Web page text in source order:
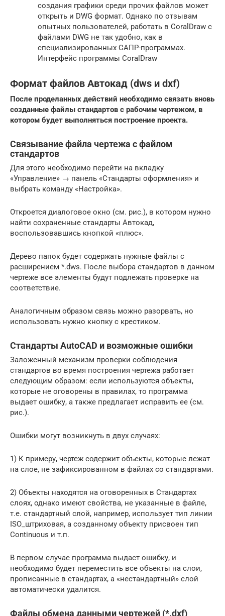
создания графики среди прочих файлов может
открыть и DWG формат. Однако по отзывам
опытных пользователей, работать в CoralDraw с
файлами DWG не так удобно, как в
специализированных САПР-программах.
Интерфейс программы CoralDraw
Формат файлов Автокад (dws и dxf)
После проделанных действий необходимо связать вновь
созданные файлы стандартов с рабочим чертежом, в
котором будет выполняться построение проекта.
Связывание файла чертежа с файлом
стандартов
Для этого необходимо перейти на вкладку
«Управление» → панель «Стандарты оформления» и
выбрать команду «Настройка».
Откроется диалоговое окно (см. рис.), в котором нужно
найти сохраненные стандарты Автокад,
воспользовавшись кнопкой «плюс».
Дерево папок будет содержать нужные файлы с
расширением *.dws. После выбора стандартов в данном
чертеже все элементы будут подлежать проверке на
соответствие.
Аналогичным образом связь можно разорвать, но
использовать нужно кнопку с крестиком.
Стандарты AutoCAD и возможные ошибки
Заложенный механизм проверки соблюдения
стандартов во время построения чертежа работает
следующим образом: если используются объекты,
которые не оговорены в правилах, то программа
выдает ошибку, а также предлагает исправить ее (см.
рис.).
Ошибки могут возникнуть в двух случаях:
1) К примеру, чертеж содержит объекты, которые лежат
на слое, не зафиксированном в файлах со стандартами.
2) Объекты находятся на оговоренных в Стандартах
слоях, однако имеют свойства, не указанные в файле,
т.е. стандартный слой, например, использует тип линии
ISO_штриховая, а созданному объекту присвоен тип
Continuous и т.п.
В первом случае программа выдаст ошибку, и
необходимо будет переместить все объекты на слои,
прописанные в стандартах, а «нестандартный» слой
автоматически удалится.
Файлы обмена данными чертежей (*.dxf)